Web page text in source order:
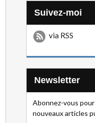
Suivez-moi
via RSS
Newsletter
Abonnez-vous
nouveaux articles